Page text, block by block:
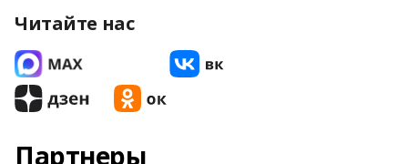
Читайте нас
Партнеры